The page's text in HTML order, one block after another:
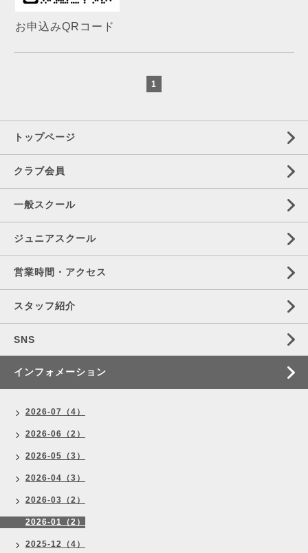
お申込みQRコード
1
トップページ
クラブ会員
一般スクール
ジュニアスクール
営業時間・アクセス
スタッフ紹介
SNS
インフォメーション
2026-07（4）
2026-06（2）
2026-05（3）
2026-04（3）
2026-03（2）
2026-01（2）
2025-12（4）